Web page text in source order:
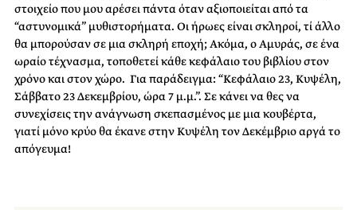
στοιχείο που μου αρέσει πάντα όταν αξιοποιείται από τα
“αστυνομικά” μυθιστορήματα. Οι ήρωες είναι σκληροί, τί άλλο
θα μπορούσαν σε μια σκληρή εποχή; Ακόμα, ο Αμυράς, σε ένα
ωραίο τέχνασμα, τοποθετεί κάθε κεφάλαιο του βιβλίου στον
χρόνο και στον χώρο. Για παράδειγμα: “Κεφάλαιο 23, Κυψέλη,
Σάββατο 23 Δεκεμβρίου, ώρα 7 μ.μ.”. Σε κάνει να θες να
συνεχίσεις την ανάγνωση σκεπασμένος με μια κουβέρτα,
γιατί μόνο κρύο θα έκανε στην Κυψέλη τον Δεκέμβριο αργά το
απόγευμα!